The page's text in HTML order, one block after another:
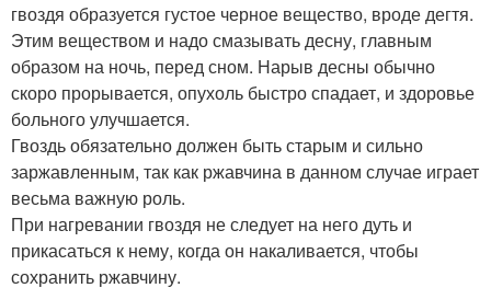
гвоздя образуется густое черное вещество, вроде дегтя.
Этим веществом и надо смазывать десну, главным
образом на ночь, перед сном. Нарыв десны обычно
скоро прорывается, опухоль быстро спадает, и здоровье
больного улучшается.
Гвоздь обязательно должен быть старым и сильно
заржавленным, так как ржавчина в данном случае играет
весьма важную роль.
При нагревании гвоздя не следует на него дуть и
прикасаться к нему, когда он накаливается, чтобы
сохранить ржавчину.